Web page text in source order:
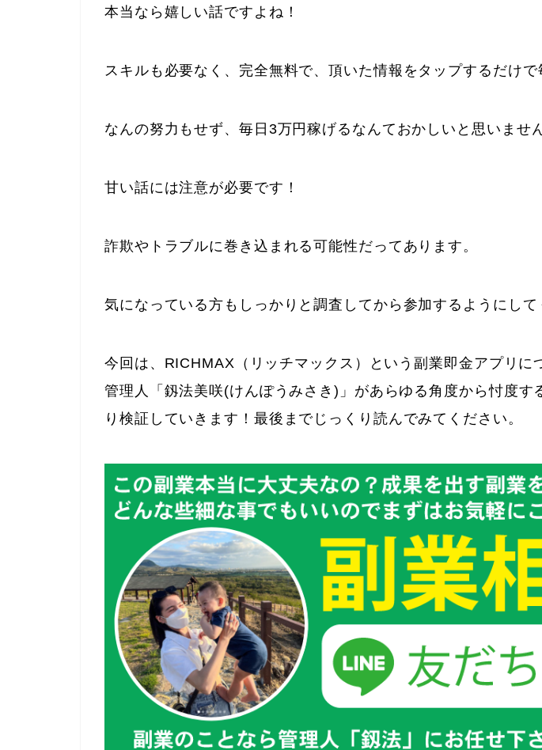
本当なら嬉しい話ですよね！
スキルも必要なく、完全無料で、頂いた情報をタップするだけ
なんの努力もせず、毎日3万円稼げるなんておかしいと思いませ
甘い話には注意が必要です！
詐欺やトラブルに巻き込まれる可能性だってあります。
気になっている方もしっかりと調査してから参加するようにして
今回は、RICHMAX（リッチマックス）という副業即金アプリに
管理人「釼法美咲(けんぽうみさき)」があらゆる角度から忖度す
り検証していきます！最後までじっくり読んでみてください。